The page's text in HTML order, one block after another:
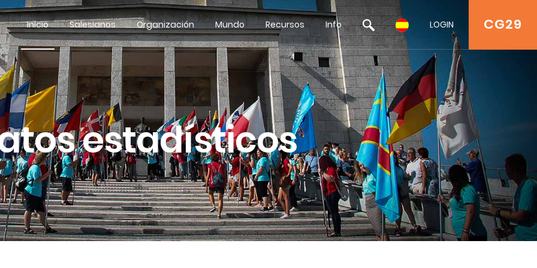
CG29
Inicio Salesianos Organización Mundo Recursos Info LOGIN
estadísticos